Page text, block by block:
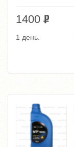
1400
1 день.